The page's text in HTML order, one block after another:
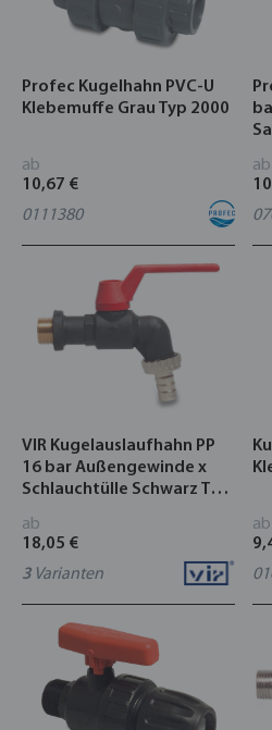
Profec Kugelhahn PVC-U
Klebemuffe Grau Typ 2000
ab
10,67 €
0111380
ab
VIR Kugelauslaufhahn PP
16 bar Außengewinde x
Schlauchtülle Schwarz Typ
ab
18,05 €
3 Varianten
ab